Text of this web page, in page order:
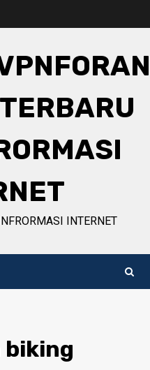
INTERNET
biking